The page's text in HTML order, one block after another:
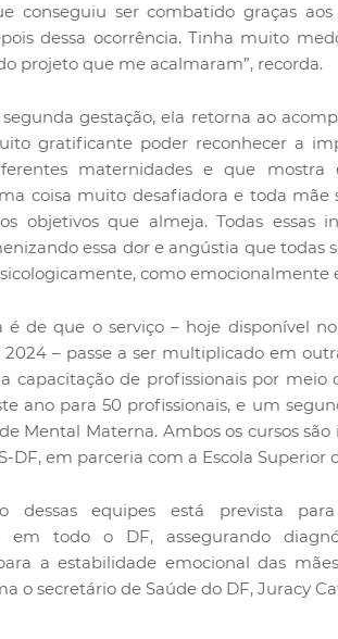
conseguiu ser combatido graças
dessa ocorrência. Tinha muito
projeto que me acalmaram”, recorda.
segunda gestação, ela retorna ao
gratificante poder reconhecer a
maternidades e que mostra
coisa muito desafiadora e toda
objetivos que almeja. Todas essas
essa dor e angústia que todas
como emocionalmente
é de que o serviço – hoje disponível
– passe a ser multiplicado em
capacitação de profissionais por
ano para 50 profissionais, e um
Mental Materna. Ambos os cursos
DF, em parceria com a Escola Superior
dessas equipes está prevista
em todo o DF, assegurando
a estabilidade emocional das
o secretário de Saúde do DF, Juracy